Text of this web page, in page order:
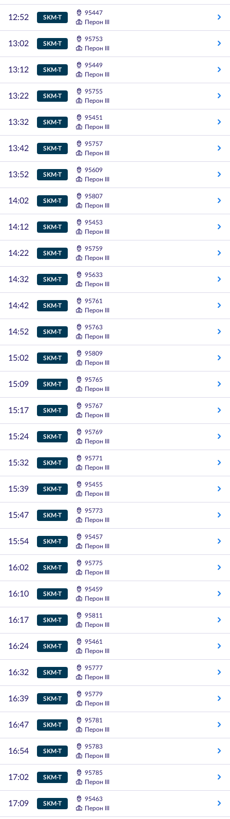
12:52 SKM-T
95447
Перон III
13:02 SKM-T
95753
Перон III
13:12 SKM-T
95449
Перон III
13:22 SKM-T
95755
Перон III
13:32 SKM-T
95451
Перон III
13:42 SKM-T
95757
Перон III
13:52 SKM-T
95609
Перон III
14:02 SKM-T
95807
Перон III
14:12 SKM-T
95453
Перон III
14:22 SKM-T
95759
Перон III
14:32 SKM-T
95633
Перон III
14:42 SKM-T
95761
Перон III
14:52 SKM-T
95763
Перон III
15:02 SKM-T
95809
Перон III
15:09 SKM-T
95765
Перон III
15:17 SKM-T
95767
Перон III
15:24 SKM-T
95769
Перон III
15:32 SKM-T
95771
Перон III
15:39 SKM-T
95455
Перон III
15:47 SKM-T
95773
Перон III
15:54 SKM-T
95457
Перон III
16:02 SKM-T
95775
Перон III
16:10 SKM-T
95459
Перон III
16:17 SKM-T
95811
Перон III
16:24 SKM-T
95461
Перон III
16:32 SKM-T
95777
Перон III
16:39 SKM-T
95779
Перон III
16:47 SKM-T
95781
Перон III
16:54 SKM-T
95783
Перон III
17:02 SKM-T
95785
Перон III
17:09 SKM-T
95463
Перон III